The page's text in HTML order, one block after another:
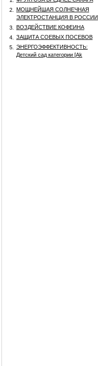
2.
МОЩНЕЙШАЯ СОЛНЕЧНАЯ
ЭЛЕКТРОСТАНЦИЯ В РОССИИ
3.
ВОЗДЕЙСТВИЕ КОФЕИНА
4.
ЗАЩИТА СОЕВЫХ ПОСЕВОВ
5.
ЭНЕРГОЭФФЕКТИВНОСТЬ:
Детский сад категории [Аk